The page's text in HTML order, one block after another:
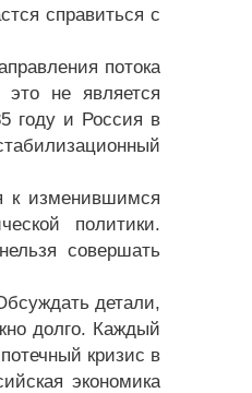
справиться с
потока
не является
году и Россия в
к изменившимся
политики.
совершать
детали,
долго. Каждый
кризис в
экономика